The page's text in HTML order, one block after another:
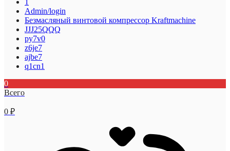
1
Admin/login
Безмасляный винтовой компрессор Kraftmaсhine
JJJ25QQQ
py7v0
z6je7
ajbe7
q1cn1
0
Всего
0 ₽